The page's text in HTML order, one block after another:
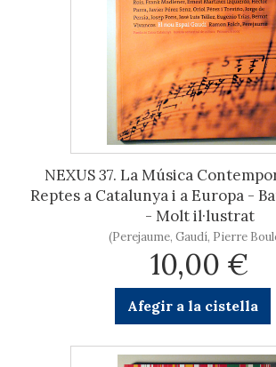
NEXUS 37. La Música
Reptes a Catalunya i a Europa -
- Molt il·lustrat
(Perejaume, Gaudí, Pierre
10,00 €
Afegir a la cistella